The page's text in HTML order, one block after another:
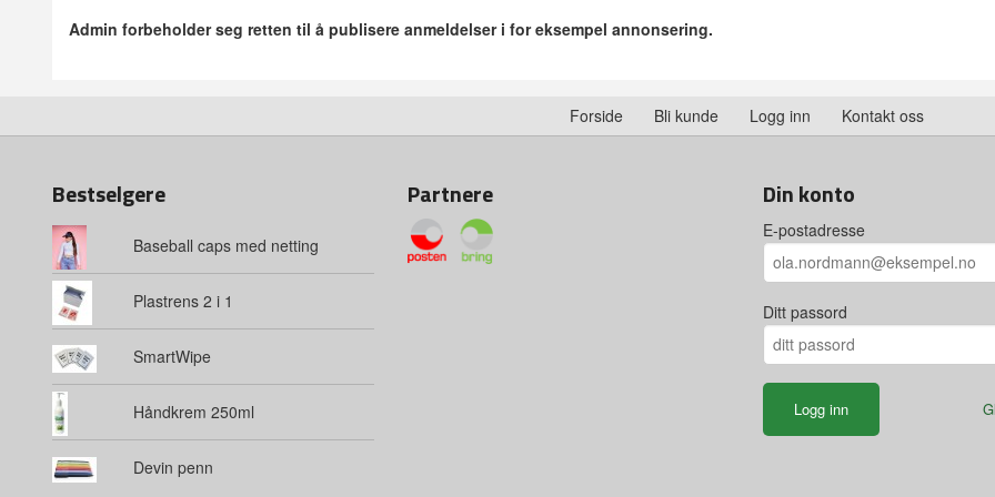
Admin forbeholder seg retten til å publisere anmeldelser i for eksempel annonsering.
Forside Bli kunde Logg inn Kontakt oss
Bestselgere
Baseball caps med netting
Plastrens 2 i 1
SmartWipe
Håndkrem 250ml
Devin penn
Partnere Din konto
E-postadresse
Ditt passord